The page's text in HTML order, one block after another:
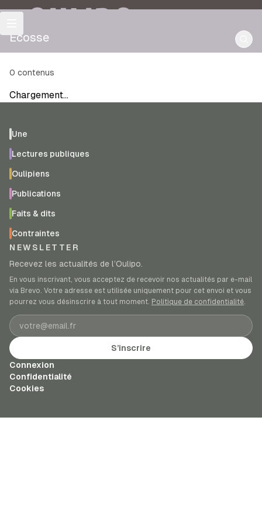
OULIPO
Écosse
0 contenus
Chargement…
Une
Lectures publiques
Oulipiens
Publications
Faits & dits
Contraintes
NEWSLETTER
Recevez les actualités de l’Oulipo.
En vous inscrivant, vous acceptez de recevoir nos actualités par e-mail
via Brevo. Votre adresse est utilisée uniquement pour cet envoi et vous
pourrez vous désinscrire à tout moment. Politique de confidentialité.
Adresse e-mail
S’inscrire
Connexion
Confidentialité
Cookies